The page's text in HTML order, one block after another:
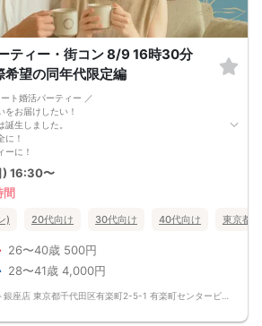
ティー・街コン 8/9 16時30分
望の同年代限定編
ト婚活パーティー ／
をお届けしたい！
生しました。
に！
ーに！
りもリーズナブルに！
さいませ♪
オトコン）オリジナルの内容です。
) 16:30〜
間
) 20代向け 30代向け 40代向け 東京都
26〜40歳 500円
28〜41歳 4,000円